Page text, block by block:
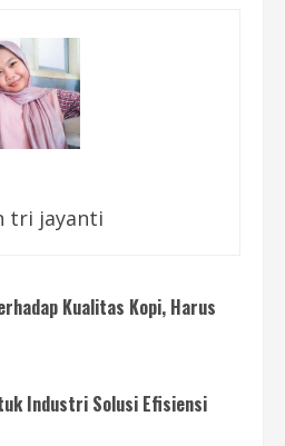
tri jayanti
Kualitas Kopi, Harus
Industri Solusi Efisiensi